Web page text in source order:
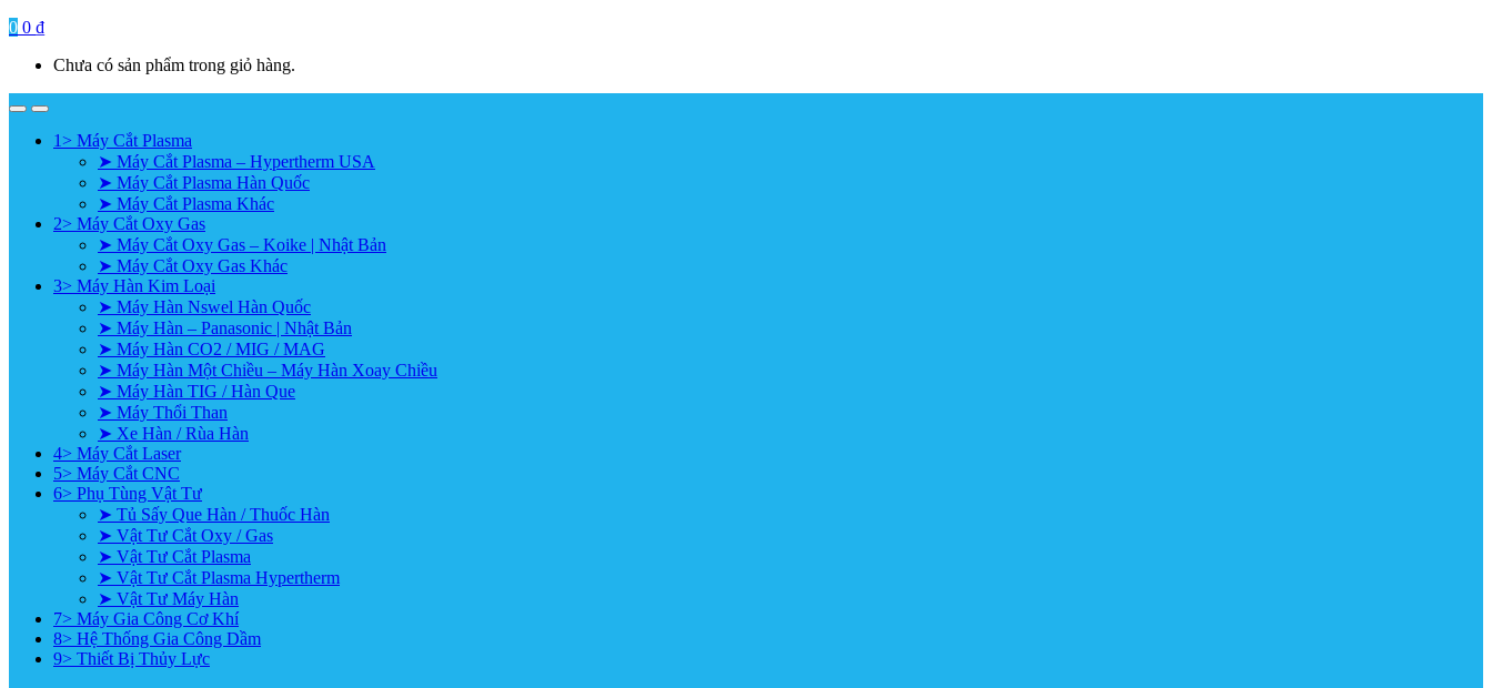
0 0 ₫
Chưa có sản phẩm trong giỏ hàng.
1> Máy Cắt Plasma
➤ Máy Cắt Plasma – Hypertherm USA
➤ Máy Cắt Plasma Hàn Quốc
➤ Máy Cắt Plasma Khác
2> Máy Cắt Oxy Gas
➤ Máy Cắt Oxy Gas – Koike | Nhật Bản
➤ Máy Cắt Oxy Gas Khác
3> Máy Hàn Kim Loại
➤ Máy Hàn Nswel Hàn Quốc
➤ Máy Hàn – Panasonic | Nhật Bản
➤ Máy Hàn CO2 / MIG / MAG
➤ Máy Hàn Một Chiều – Máy Hàn Xoay Chiều
➤ Máy Hàn TIG / Hàn Que
➤ Máy Thổi Than
➤ Xe Hàn / Rùa Hàn
4> Máy Cắt Laser
5> Máy Cắt CNC
6> Phụ Tùng Vật Tư
➤ Tủ Sấy Que Hàn / Thuốc Hàn
➤ Vật Tư Cắt Oxy / Gas
➤ Vật Tư Cắt Plasma
➤ Vật Tư Cắt Plasma Hypertherm
➤ Vật Tư Máy Hàn
7> Máy Gia Công Cơ Khí
8> Hệ Thống Gia Công Dầm
9> Thiết Bị Thủy Lực